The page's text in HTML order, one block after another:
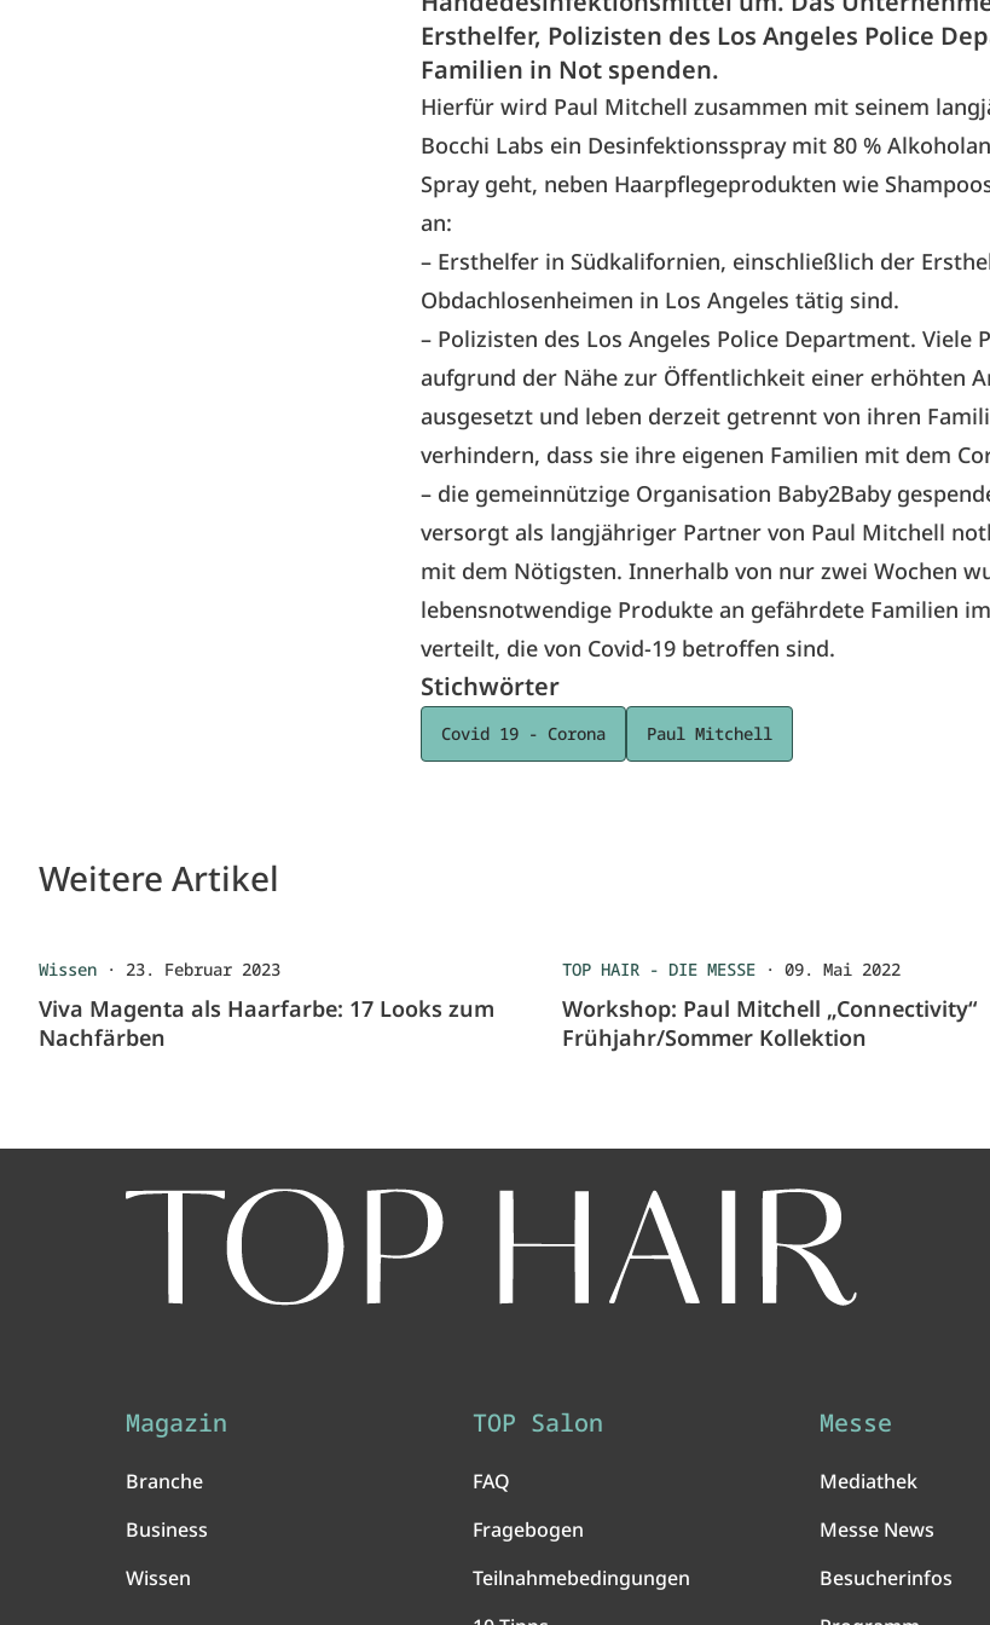
Ersthelfer, Polizisten des Los Angeles Police
Familien in Not spenden.
Hierfür wird Paul Mitchell zusammen mit seinem
Bocchi Labs ein Desinfektionsspray mit 80 %
Spray geht, neben Haarpflegeprodukten wie
an:
– Ersthelfer in Südkalifornien, einschließlich der
Obdachlosenheimen in Los Angeles tätig sind.
– Polizisten des Los Angeles Police Department. Viele
aufgrund der Nähe zur Öffentlichkeit einer erhöhten
ausgesetzt und leben derzeit getrennt von ihren
verhindern, dass sie ihre eigenen Familien mit dem
– die gemeinnützige Organisation Baby2Baby
versorgt als langjähriger Partner von Paul Mitchell
mit dem Nötigsten. Innerhalb von nur zwei Wochen
lebensnotwendige Produkte an gefährdete Familien
verteilt, die von Covid-19 betroffen sind.
Stichwörter
Covid 19 - Corona Paul Mitchell
Weitere Artikel
Wissen · 23. Februar 2023
Viva Magenta als Haarfarbe: 17 Looks zum
Nachfärben
TOP HAIR - DIE MESSE ·09. Mai 2022
Workshop: Paul Mitchell „Connectivity“
Frühjahr/Sommer Kollektion
Magazin
Branche
Business
Wissen
TOP Salon
FAQ
Fragebogen
Teilnahmebedingungen
Messe
Mediathek
Messe News
Besucherinfos